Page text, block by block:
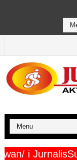
Wartawan/ i